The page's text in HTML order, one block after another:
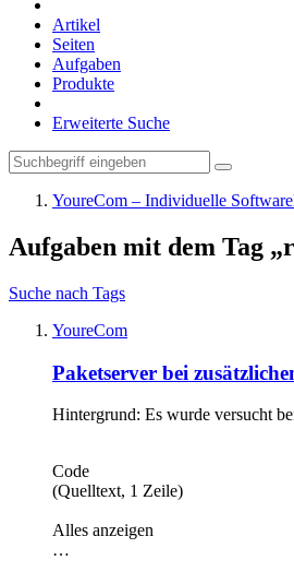
Artikel
Seiten
Aufgaben
Produkte
Erweiterte Suche
YoureCom – Individuelle
Aufgaben mit dem Tag
Suche nach Tags
YoureCom
Paketserver bei
Hintergrund: Es wurde versucht
Code
(Quelltext, 1 Zeile)
Alles anzeigen
…